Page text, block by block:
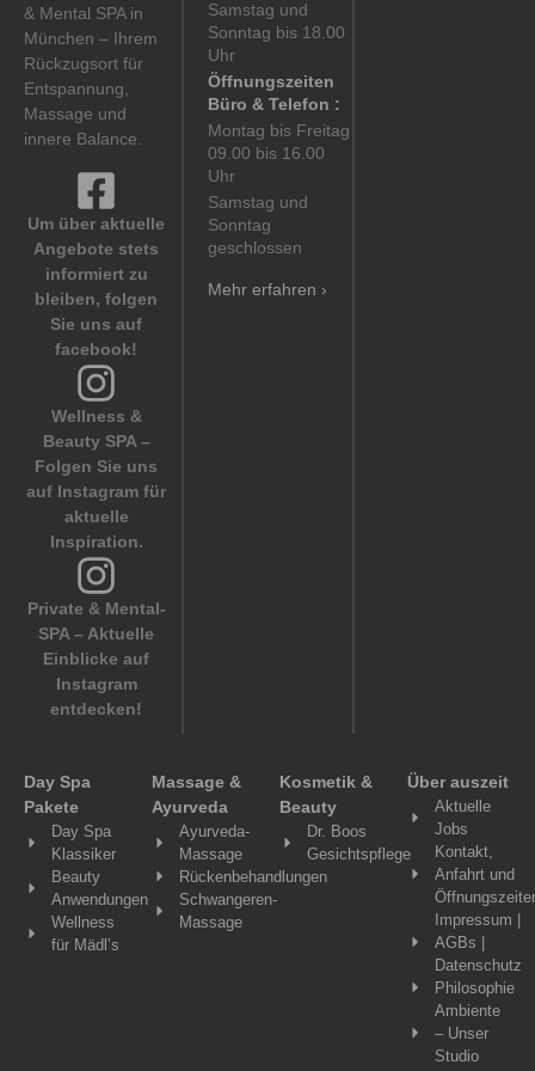
& Mental SPA in
München – Ihrem
Rückzugsort für
Entspannung,
Massage und
innere Balance.
Um über aktuelle
Angebote stets
informiert zu
bleiben, folgen
Sie uns auf
facebook!
Wellness &
Beauty SPA –
Folgen Sie uns
auf Instagram für
aktuelle
Inspiration.
Private & Mental-
SPA – Aktuelle
Einblicke auf
Instagram
entdecken!
Samstag und
Sonntag bis 18.00
Uhr
Öffnungszeiten
Büro & Telefon :
Montag bis Freitag
09.00 bis 16.00
Uhr
Samstag und
Sonntag
geschlossen
Mehr erfahren ›
Day Spa
Pakete
Day Spa
Klassiker
Beauty
Anwendungen
Wellness
für Mädl’s
Massage &
Ayurveda
Ayurveda-
Massage
Rückenbehandlungen
Schwangeren-
Massage
Kosmetik &
Beauty
Dr. Boos
Gesichtspflege
Über auszeit
Aktuelle
Jobs
Kontakt,
Anfahrt und
Impressum |
AGBs |
Datenschutz
Philosophie
Ambiente
– Unser
Studio